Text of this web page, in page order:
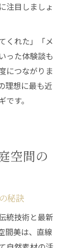
注目しましょ
くれた」「メ
った体験談も
につながりま
理想に最も近
す。
空間の
秘訣
統技術と最新
間美は、直線